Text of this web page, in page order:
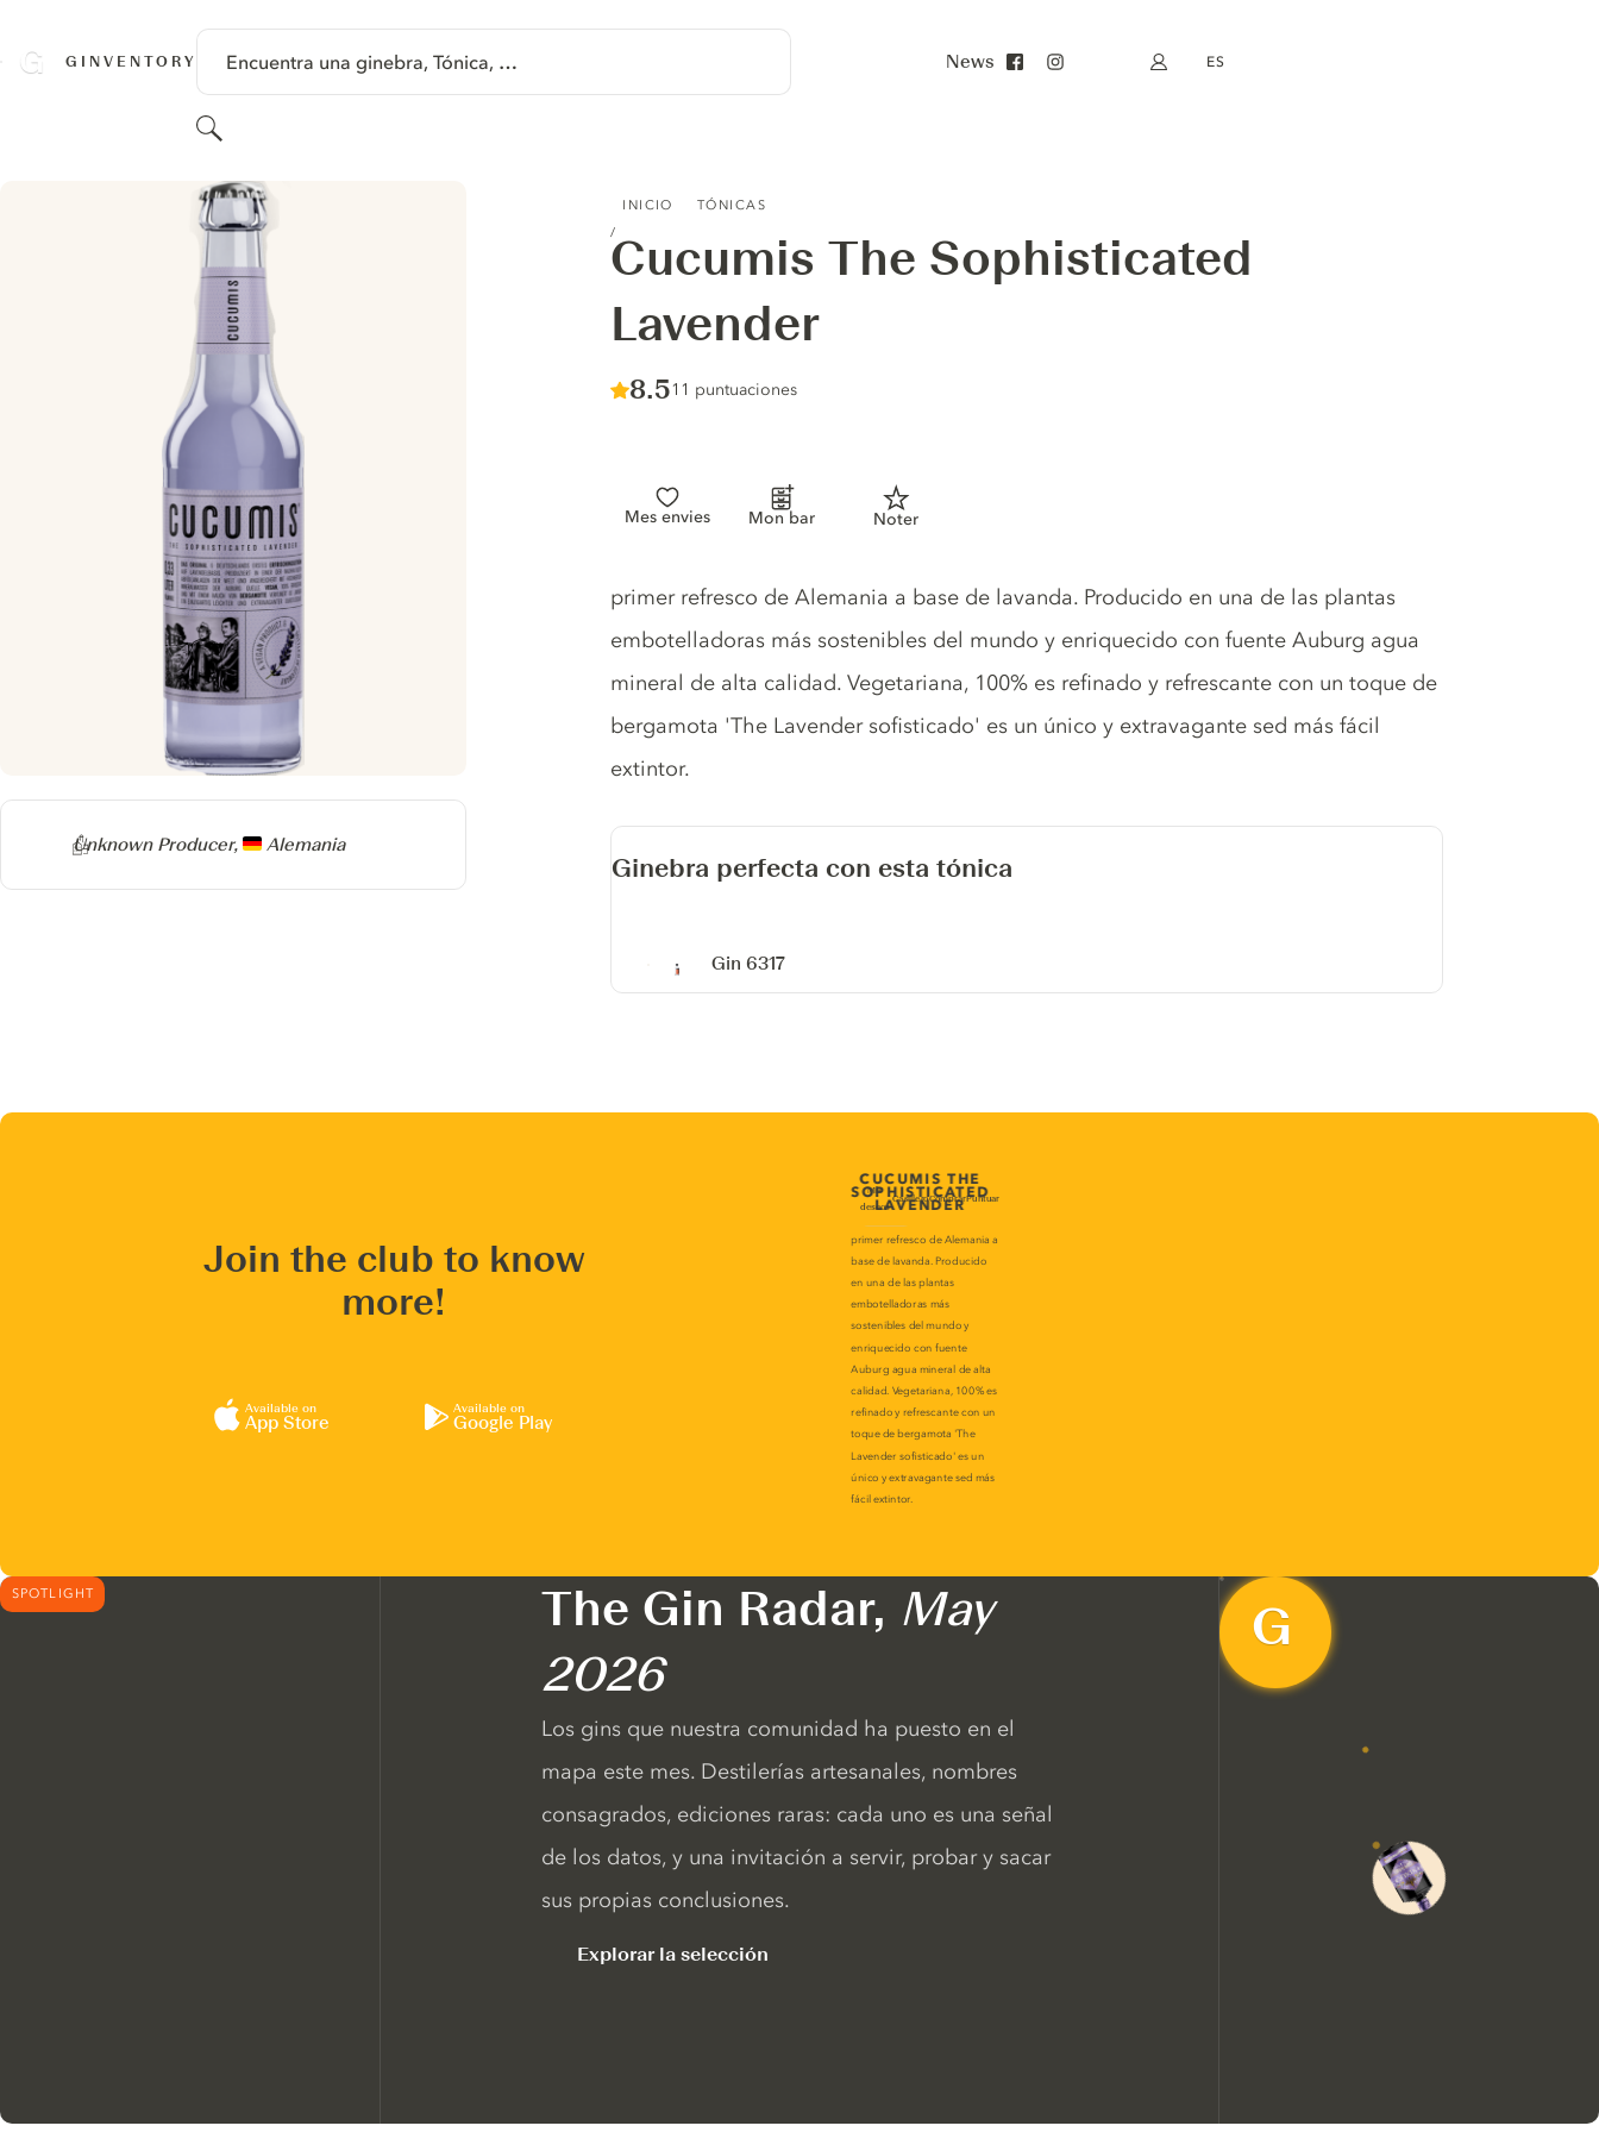
GINVENTORY Encuentra una ginebra, Tónica, …
Buscar
News Mi cuenta
ES
INICIO TÓNICAS
Cucumis The Sophisticated
Lavender
Score :
8.5/ 10
11 puntuaciones
Mes envies Mon bar Noter
Producer
Unknown Producer, Alemania
Tonic description
primer refresco de Alemania a base de lavanda. Producido en una de las plantas
embotelladoras más sostenibles del mundo y enriquecido con fuente Auburg agua
mineral de alta calidad. Vegetariana, 100% es refinado y refrescante con un toque de
bergamota 'The Lavender sofisticado' es un único y extravagante sed más fácil
extintor.
Ginebra perfecta con esta tónica
Gin 6317
Join the club to know
more!
Available on
App Store
Available on
Google Play
SPOTLIGHT The Gin Radar, May
2026
Los gins que nuestra comunidad ha puesto en el
mapa este mes. Destilerías artesanales, nombres
consagrados, ediciones raras: cada uno es una señal
de los datos, y una invitación a servir, probar y sacar
sus propias conclusiones.
Explorar la selección